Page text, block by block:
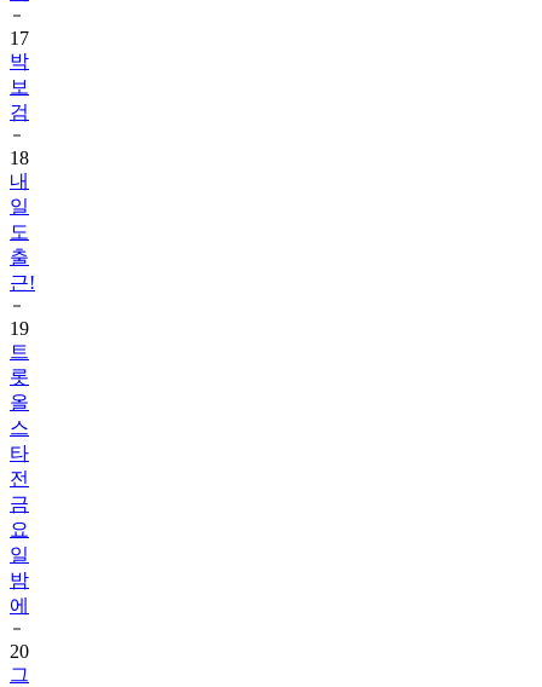
17
박
보
검
18
내
일
도
출
근!
19
트
롯
올
스
타
전
금
요
일
밤
에
20
그